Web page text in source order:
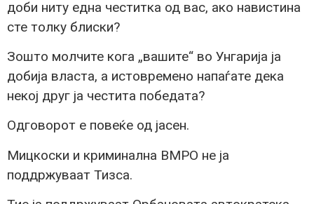
доби ниту една честитка од вас, ако навистина
сте толку блиски?
Зошто молчите кога „вашите“ во Унгарија ја
добија власта, а истовремено напаѓате дека
некој друг ја честита победата?
Одговорот е повеќе од јасен.
Мицкоски и криминална ВМРО не ја
поддржуваат Тизса.